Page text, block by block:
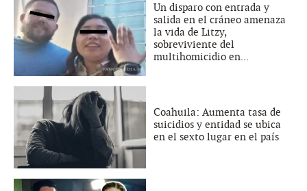
Un disparo con entrada y
salida en el cráneo amenaza
la vida de Litzy,
sobreviviente del
multihomicidio en...
Coahuila: Aumenta tasa de
suicidios y entidad se ubica
en el sexto lugar en el país